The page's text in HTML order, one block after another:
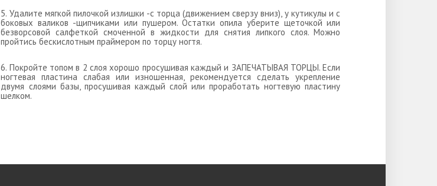
5. Удалите мягкой пилочкой излишки -с торца (движением сверзу вниз), у кутикулы и с
боковых валиков -щипчиками или пушером. Остатки опила уберите щеточкой или
безворсовой салфеткой смоченной в жидкости для снятия липкого слоя. Можно
пройтись бескислотным праймером по торцу ногтя.
6. Покройте топом в 2 слоя хорошо просушивая каждый и ЗАПЕЧАТЫВАЯ ТОРЦЫ. Если
ногтевая пластина слабая или изношенная, рекомендуется сделать укрепление
двумя слоями базы, просушивая каждый слой или проработать ногтевую пластину
шелком.